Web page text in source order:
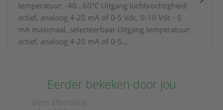
temperatuur: -40…60°C Uitgang luchtvochtigheid:
actief, analoog 4-20 mA of 0-5 Vdc, 0-10 Vdc - 5
mA maximaal, selecteerbaar Uitgang temperatuur:
actief, analoog 4-20 mA of 0-5...
Eerder bekeken door jou